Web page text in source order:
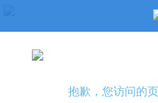
抱歉，您访问的